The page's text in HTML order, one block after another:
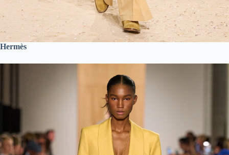
Hermès